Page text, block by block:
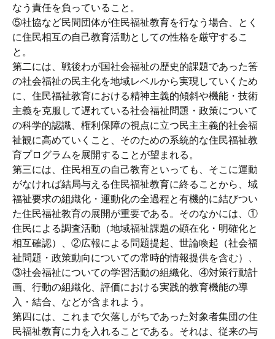
なう責任を負っていること。
⑤社協など民間団体が住民福祉教育を行なう場合、とく
に住民相互の自己教育活動としての性格を厳守するこ
と。
第二には、戦後わが国社会福祉の歴史的課題であった筈
の社会福祉の民主化を地域レベルから実現していくため
に、住民福祉教育における精神主義的傾斜や機能・技術
主義を克服して遅れている社会福祉問題・政策について
の科学的認識、権利保障の視点に立つ民主主義的社会福
祉観に高めていくこと、そのための系統的な住民福祉教
育プログラムを展開することが望まれる。
第三には、住民相互の自己教育といっても、そこに運動
がなければ結局与える住民福祉教育に終ることから、域
福祉要求の組織化・運動化の全過程と有機的に結びつい
た住民福祉教育の展開が重要である。そのなかには、①
住民による調査活動（地域福祉課題の顕在化・明確化と
相互確認）、②広報による問題提起、世論喚起（社会福
祉問題・政策動向についての常時的情報提供を含む）、
③社会福祉についての学習活動の組織化、④対策行動計
画、行動の組織化、評価における実践的教育機能の導
入・結合、などが含まれよう。
第四には、これまで欠落しがちであった対象者集団の住
民福祉教育に力を入れることである。それは、従来の与